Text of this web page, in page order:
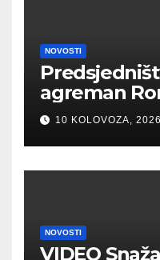
NOVOSTI
agreman
za10 KOLOVOZA, 2026
NOVOSTI
VIDEO